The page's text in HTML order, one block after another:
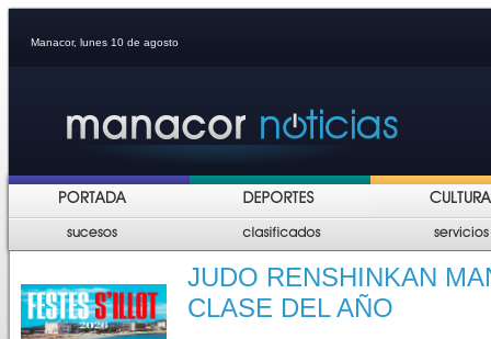
Manacor, lunes 10 de agosto
JUDO RENSHINKAN
CLASE DEL AÑO